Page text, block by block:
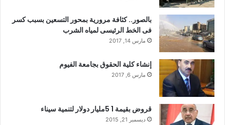
بالصور.. كثافة مرورية بمحور التسعين بسبب كسر
فى الخط الرئيسى لمياه الشرب
مارس 14, 2017
إنشاء كلية الحقوق بجامعة الفيوم
مارس 6, 2017
قروض بقيمة 1 5مليار دولار لتنمية سيناء
ديسمبر 21, 2015